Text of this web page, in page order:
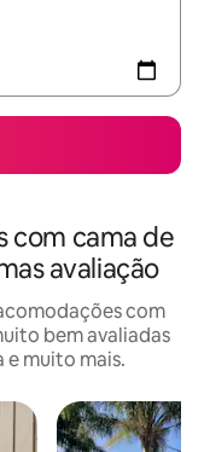
com cama de
avaliação
com
bem avaliadas
e muito mais.